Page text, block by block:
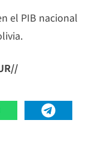
el PIB nacional